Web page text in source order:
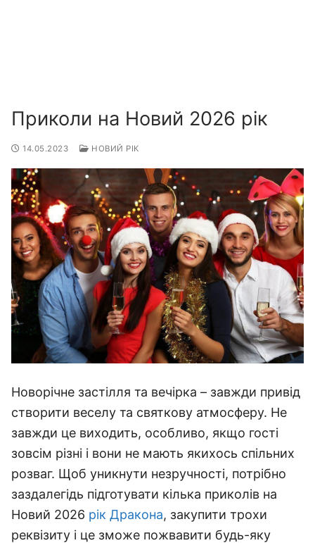
Приколи на Новий 2026 рік
14.05.2023 НОВИЙ РІК
Новорічне застілля та вечірка – завжди привід
створити веселу та святкову атмосферу. Не
завжди це виходить, особливо, якщо гості
зовсім різні і вони не мають якихось спільних
розваг. Щоб уникнути незручності, потрібно
заздалегідь підготувати кілька приколів на
Новий 2026 рік Дракона, закупити трохи
реквізиту і це зможе пожвавити будь-яку